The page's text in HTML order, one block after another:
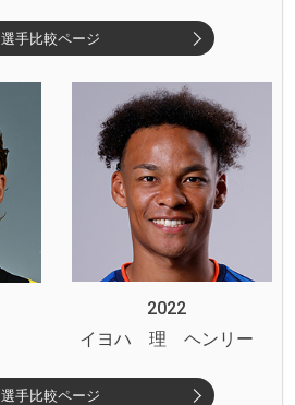
選手比較ページ
2022
イヨハ 理 ヘンリー
選手比較ページ